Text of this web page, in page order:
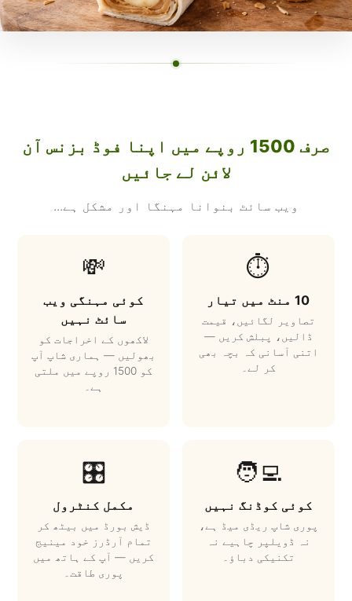
صرف 1500 روپے میں اپنا فوڈ بزنس آن
لائن لے جائیں
ویب سائٹ بنوانا مہنگا اور مشکل ہے...
⏱️
10 منٹ میں تیار
تصاویر لگائیں، قیمت
ڈالیں، پبلش کریں —
اتنی آسانی کہ بچہ بھی
کر لے۔
💸
کوئی مہنگی ویب
سائٹ نہیں
لاکھوں کے اخراجات کو
بھولیں — ہماری شاپ آپ
کو 1500 روپے میں ملتی
ہے۔
🧑‍💻
کوئی کوڈنگ نہیں
پوری شاپ ریڈی میڈ ہے،
نہ ڈویلپر چاہیے نہ
تکنیکی دباؤ۔
🎛️
مکمل کنٹرول
ڈیش بورڈ میں بیٹھ کر
تمام آرڈرز خود مینیج
کریں — آپ کے ہاتھ میں
پوری طاقت۔